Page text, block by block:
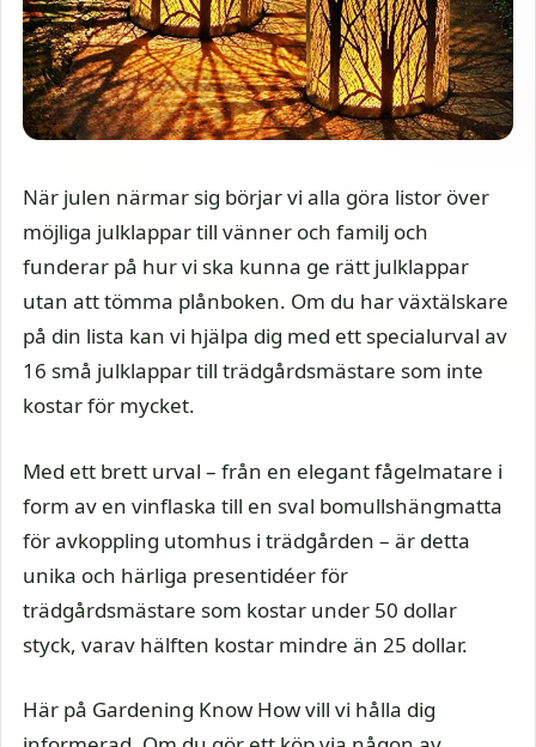
När julen närmar sig börjar vi alla göra listor över
möjliga julklappar till vänner och familj och
funderar på hur vi ska kunna ge rätt julklappar
utan att tömma plånboken. Om du har växtälskare
på din lista kan vi hjälpa dig med ett specialurval av
16 små julklappar till trädgårdsmästare som inte
kostar för mycket.
Med ett brett urval – från en elegant fågelmatare i
form av en vinflaska till en sval bomullshängmatta
för avkoppling utomhus i trädgården – är detta
unika och härliga presentidéer för
trädgårdsmästare som kostar under 50 dollar
styck, varav hälften kostar mindre än 25 dollar.
Här på Gardening Know How vill vi hålla dig